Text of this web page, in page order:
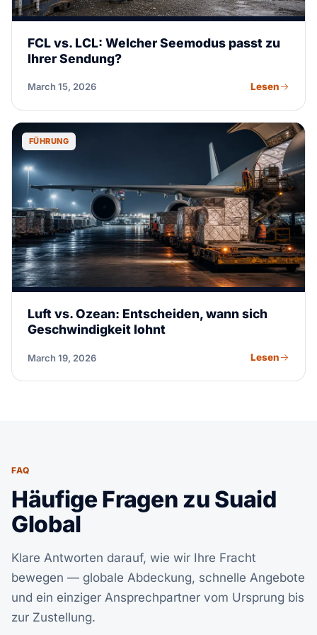
FCL vs. LCL: Welcher Seemodus passt zu
Ihrer Sendung?
March 15, 2026 Lesen
FÜHRUNG
Luft vs. Ozean: Entscheiden, wann sich
Geschwindigkeit lohnt
March 19, 2026 Lesen
FAQ
Häufige Fragen zu Suaid
Global
Klare Antworten darauf, wie wir Ihre Fracht
bewegen — globale Abdeckung, schnelle Angebote
und ein einziger Ansprechpartner vom Ursprung bis
zur Zustellung.